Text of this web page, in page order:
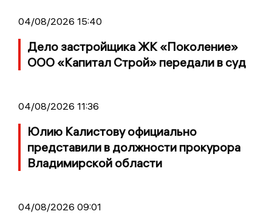
04/08/2026 15:40
Дело застройщика ЖК «Поколение»
ООО «Капитал Строй» передали в суд
04/08/2026 11:36
Юлию Калистову официально
представили в должности прокурора
Владимирской области
04/08/2026 09:01